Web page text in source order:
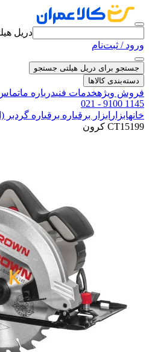
دریل
ورود / ثبت‌نام
جستجو برای دریل هیلتی جستجو
دسته‌بندی کالاها
فروش ویژهخدمات فنیدرباره ما
021 - 9100 1145
خانهابزار ابزار برقیاره برقیاره گردبر
CT15199 کرون